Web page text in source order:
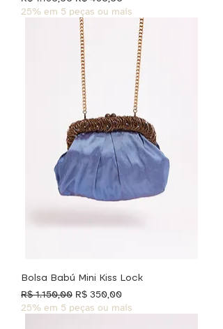
25% em 5 peças ou mais
Bolsa Babú Mini Kiss Lock
Preço normal
R$ 1.150,00 Preço promocional
R$ 350,00
25% em 5 peças ou mais